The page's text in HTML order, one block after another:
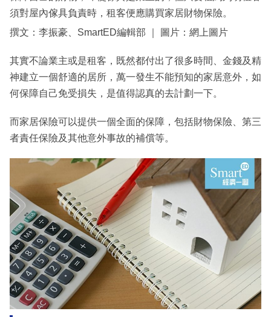
須對屋內傢具負責時，租客便應購買家居財物保險。
撰文：李振豪、SmartED編輯部 ｜ 圖片：網上圖片
其實不論業主或是租客，既然都付出了很多時間、金錢及精
神建立一個舒適的居所，萬一發生不能預知的家居意外，如
何保障自己免受損失，是值得認真的去計劃一下。
而家居保險可以提供一個全面的保障，包括財物保險、第三
者責任保險及其他意外事故的補償等。